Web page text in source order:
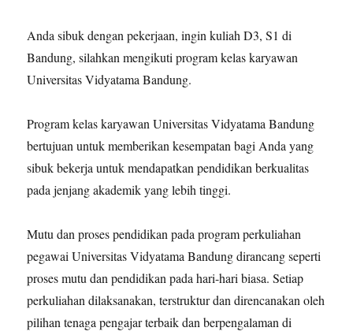
Anda sibuk dengan pekerjaan, ingin kuliah D3, S1 di
Bandung, silahkan mengikuti program kelas karyawan
Universitas Vidyatama Bandung.
Program kelas karyawan Universitas Vidyatama Bandung
bertujuan untuk memberikan kesempatan bagi Anda yang
sibuk bekerja untuk mendapatkan pendidikan berkualitas
pada jenjang akademik yang lebih tinggi.
Mutu dan proses pendidikan pada program perkuliahan
pegawai Universitas Vidyatama Bandung dirancang seperti
proses mutu dan pendidikan pada hari-hari biasa. Setiap
perkuliahan dilaksanakan, terstruktur dan direncanakan oleh
pilihan tenaga pengajar terbaik dan berpengalaman di